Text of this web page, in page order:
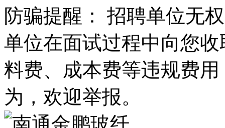
防骗提醒： 招聘单位无
单位在面试过程中向您
料费、成本费等违规费
为，欢迎举报。